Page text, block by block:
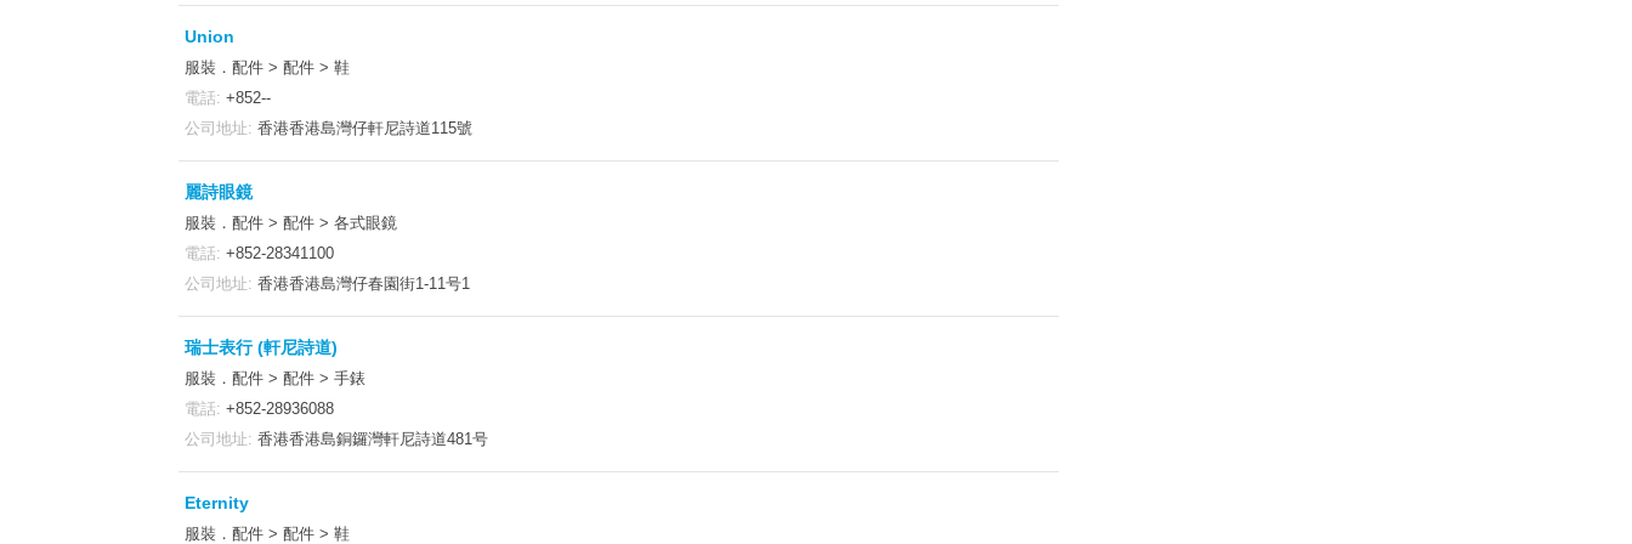
Union
服裝．配件 > 配件 > 鞋
電話: +852--
公司地址: 香港香港島灣仔軒尼詩道115號
麗詩眼鏡
服裝．配件 > 配件 > 各式眼鏡
電話: +852-28341100
公司地址: 香港香港島灣仔春園街1-11号1
瑞士表行 (軒尼詩道)
服裝．配件 > 配件 > 手錶
電話: +852-28936088
公司地址: 香港香港島銅鑼灣軒尼詩道481号
Eternity
服裝．配件 > 配件 > 鞋